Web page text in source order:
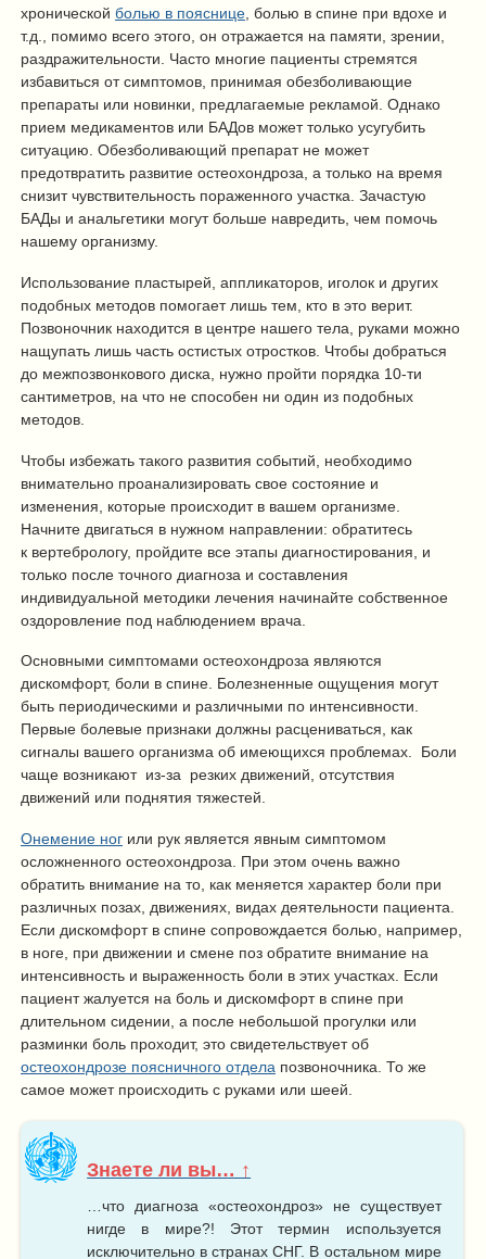
хронической болью в пояснице , болью в спине при вдохе и
т.д., помимо всего этого, он отражается на памяти, зрении,
раздражительности. Часто многие пациенты стремятся
избавиться от симптомов, принимая обезболивающие
препараты или новинки, предлагаемые рекламой. Однако
прием медикаментов или БАДов может только усугубить
ситуацию. Обезболивающий препарат не может
предотвратить развитие остеохондроза, а только на время
снизит чувствительность пораженного участка. Зачастую
БАДы и анальгетики могут больше навредить, чем помочь
нашему организму.
Использование пластырей, аппликаторов, иголок и других
подобных методов помогает лишь тем, кто в это верит.
Позвоночник находится в центре нашего тела, руками можно
нащупать лишь часть остистых отростков. Чтобы добраться
до межпозвонкового диска, нужно пройти порядка 10-ти
сантиметров, на что не способен ни один из подобных
методов.
Чтобы избежать такого развития событий, необходимо
внимательно проанализировать свое состояние и
изменения, которые происходит в вашем организме.
Начните двигаться в нужном направлении: обратитесь
к вертебрологу, пройдите все этапы диагностирования, и
только после точного диагноза и составления
индивидуальной методики лечения начинайте собственное
оздоровление под наблюдением врача.
Основными симптомами остеохондроза являются
дискомфорт, боли в спине. Болезненные ощущения могут
быть периодическими и различными по интенсивности.
Первые болевые признаки должны расцениваться, как
сигналы вашего организма об имеющихся проблемах. Боли
чаще возникают из-за резких движений, отсутствия
движений или поднятия тяжестей.
Онемение ног или рук является явным симптомом
осложненного остеохондроза. При этом очень важно
обратить внимание на то, как меняется характер боли при
различных позах, движениях, видах деятельности пациента.
Если дискомфорт в спине сопровождается болью, например,
в ноге, при движении и смене поз обратите внимание на
интенсивность и выраженность боли в этих участках. Если
пациент жалуется на боль и дискомфорт в спине при
длительном сидении, а после небольшой прогулки или
разминки боль проходит, это свидетельствует об
остеохондрозе поясничного отдела позвоночника. То же
самое может происходить с руками или шеей.
Знаете ли вы… ↑
…что диагноза «остеохондроз» не существует
нигде в мире?! Этот термин используется
исключительно в странах СНГ. В остальном мире